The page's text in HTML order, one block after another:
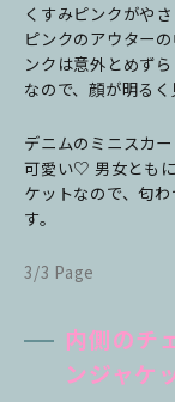
くすみピンクがや
ピンクのアウター
ンクは意外とめず
なので、顔が明る
デニムのミニスカ
可愛い♡ 男女とも
ケットなので、匂
す。
3/3 Page
内側のチ
ンジャケ